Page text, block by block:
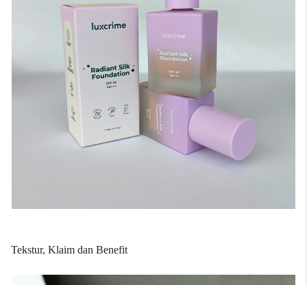
Tekstur, Klaim dan Benefit